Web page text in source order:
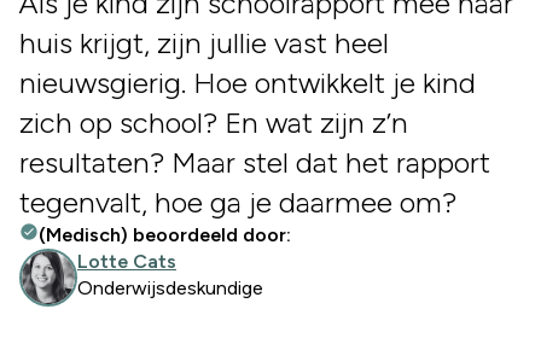
huis krijgt, zijn jullie vast heel
nieuwsgierig. Hoe ontwikkelt je kind
zich op school? En wat zijn z’n
resultaten? Maar stel dat het rapport
tegenvalt, hoe ga je daarmee om?
(Medisch) beoordeeld door:
Lotte Cats
Onderwijsdeskundige